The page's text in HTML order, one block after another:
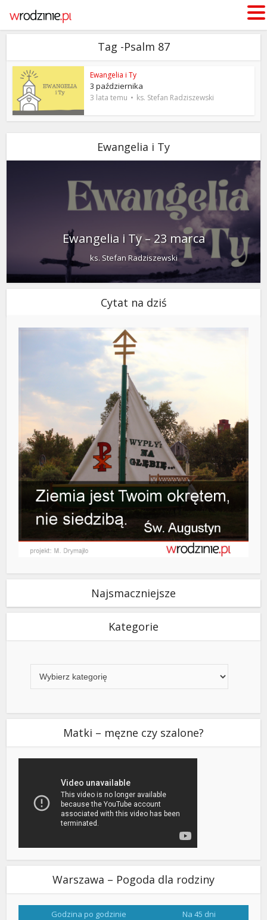
Tag -Psalm 87
Ewangelia i Ty
3 października
3 lata temu ks. Stefan Radziszewski
Ewangelia i Ty
Ewangelia i Ty – 23 marca
ks. Stefan Radziszewski
Cytat na dziś
Najsmaczniejsze
Kategorie
Matki – męzne czy szalone?
Warszawa – Pogoda dla rodziny
Godzina po godzinie Na 45 dni